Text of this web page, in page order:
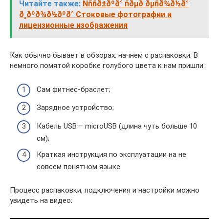
Читайте также: Ñññð±ðºð° ñðµð ðµñð¾ð½ð°
ð¸ðºð¾ð½ðºð° Стоковые фотографии и
лицензионные изображения
Как обычно бывает в обзорах, начнем с распаковки. В
немного помятой коробке голубого цвета к нам пришли:
Сам фитнес-браслет;
Зарядное устройство;
Кабель USB – microUSB (длина чуть больше 10
см);
Краткая инструкция по эксплуатации на не
совсем понятном языке.
Процесс распаковки, подключения и настройки можно
увидеть на видео: